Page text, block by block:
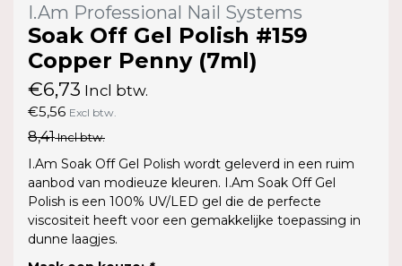
I.Am Professional Nail Systems
Soak Off Gel Polish #159
Copper Penny (7ml)
€6,73 Incl btw.
€5,56 Excl btw.
8,41Incl btw.
I.Am Soak Off Gel Polish wordt geleverd in een ruim
aanbod van modieuze kleuren. I.Am Soak Off Gel
Polish is een 100% UV/LED gel die de perfecte
viscositeit heeft voor een gemakkelijke toepassing in
dunne laagjes.